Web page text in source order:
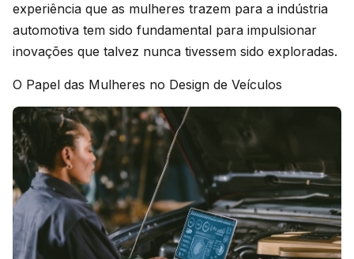
experiência que as mulheres trazem para a indústria
automotiva tem sido fundamental para impulsionar
inovações que talvez nunca tivessem sido exploradas.
O Papel das Mulheres no Design de Veículos